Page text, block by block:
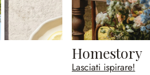
Homestory
Lasciati ispirare!